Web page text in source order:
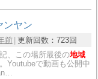
ンヤン
前 更新回数： 723回
、この場所最後の地域
Youtubeで動画も公開中